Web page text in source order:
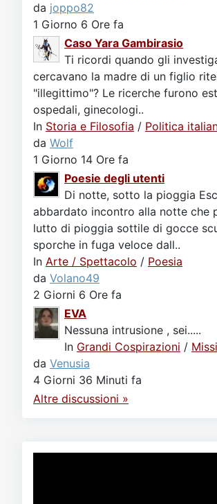
da joppo82
1 Giorno 6 Ore fa
Caso Yara Gambirasio
Ti ricordi quando gli
cercavano la madre di un figlio
"illegittimo"? Le ricerche furono
ospedali, ginecologi..
In Storia e Filosofia / Politica
da Wolf
1 Giorno 14 Ore fa
Poesie degli utenti
Di notte, sotto la pioggia
abbardato incontro alla notte che
lutto di pioggia sottile di gocce
sporche in fuga veloce dall..
In Arte / Spettacolo / Poesia
da Volano49
2 Giorni 6 Ore fa
EVA
Nessuna intrusione , sei.....
In Grandi Cospirazioni /
da Venusia
4 Giorni 36 Minuti fa
Altre discussioni »